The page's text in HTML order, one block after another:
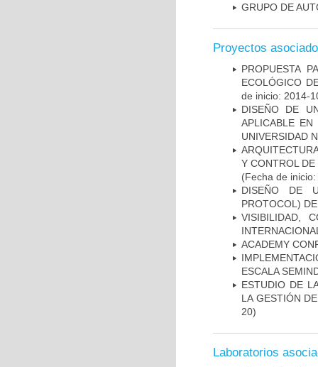
GRUPO DE
Proyectos
PROPUESTA
ECOLÓGICO
de inicio: 2014-
DISEÑO DE
APLICABLE EN
UNIVERSIDAD
Y CONTROL
(Fecha de
DISEÑO DE
PROTOCOL)
VISIBILIDAD,
ACADEMY
ESCALA
ESTUDIO DE
LA GESTIÓN
20)
Laboratorios